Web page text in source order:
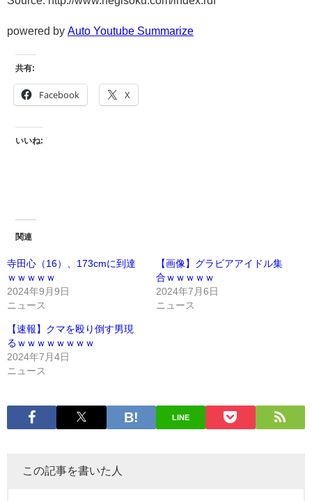
powered by Auto Youtube Summarize
共有:
Facebook X
いいね:
関連
寺田心（16）、173cmに到達
ｗｗｗｗｗ
2024年9月9日
ニュース
【画像】グラビアアイドル集
合ｗｗｗｗｗ
2024年7月6日
ニュース
【速報】クマを殴り倒す男現
るｗｗｗｗｗｗｗｗ
2024年7月4日
ニュース
LINE
この記事を書いた人